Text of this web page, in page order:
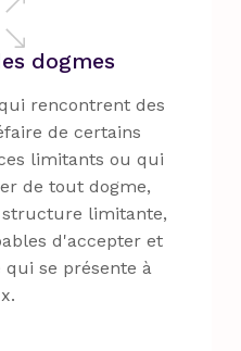
dogmes
rencontrent des
de certains
limitants ou qui
de tout dogme,
limitante,
d'accepter et
se présente à